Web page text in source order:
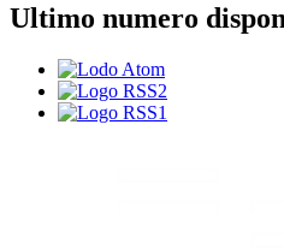
Ultimo numero